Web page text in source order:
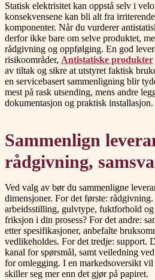
Statisk elektrisitet kan oppstå selv i
konsekvensene kan bli alt fra
komponenter. Når du vurderer
derfor ikke bare om selve produktet,
rådgivning og oppfølging. En god
risikoområder, Antistatiske produkter
av tiltak og sikre at utstyret faktisk
en servicebasert sammenligning blir
mest på rask utsending, mens andre
dokumentasjon og praktisk installasjon.
Sammenlign
rådgivning,
Ved valg av bør du sammenligne
dimensjoner. For det første:
arbeidsstilling, gulvtype, fuktforhold
friksjon i din prosess? For det andre:
etter spesifikasjoner, anbefalte
vedlikeholdes. For det tredje: support.
kanal for spørsmål, samt veiledning
for omlegging. I en markedsoversikt
skiller seg mer enn det gjør på papiret.